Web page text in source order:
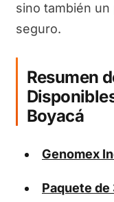
sino también
seguro.
Resumen
Boyacá
Genomex
Paquete de